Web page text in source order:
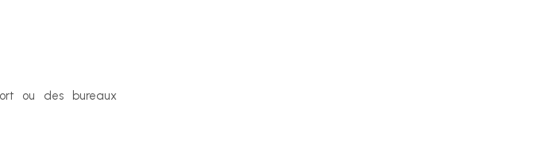
ou des bureaux